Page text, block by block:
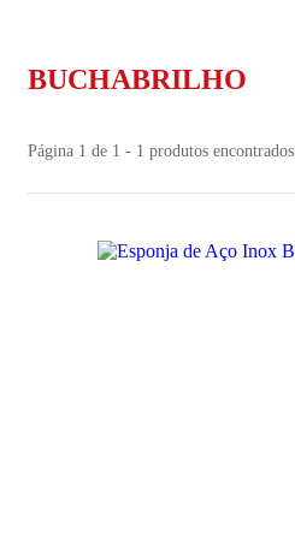
BUCHABRILHO
Página 1 de 1 - 1 produtos encontrados